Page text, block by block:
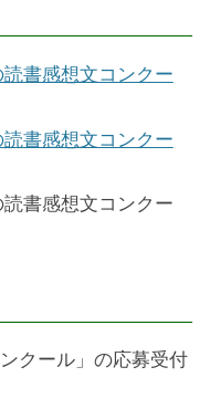
書感想文コンクー
書感想文コンクー
書感想文コンクー
クール」の応募受付